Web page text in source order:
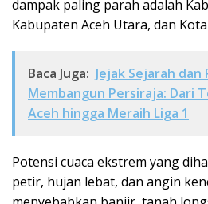
dampak paling parah adalah
Kabupaten Aceh Utara, dan
Baca Juga: Jejak Sejarah
Membangun Persiraja: Dari
Aceh hingga Meraih Liga 1
Potensi cuaca ekstrem yang
petir, hujan lebat, dan angin